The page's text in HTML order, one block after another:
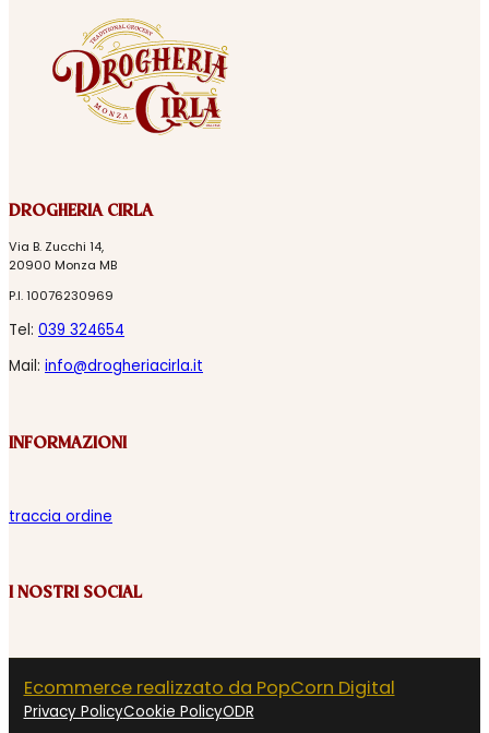
DROGHERIA CIRLA
Via B. Zucchi 14,
20900 Monza MB
P.I. 10076230969
Tel: 039 324654
Mail: info@drogheriacirla.it
INFORMAZIONI
traccia ordine
I NOSTRI SOCIAL
Ecommerce realizzato da PopCorn Digital
Privacy PolicyCookie PolicyODR